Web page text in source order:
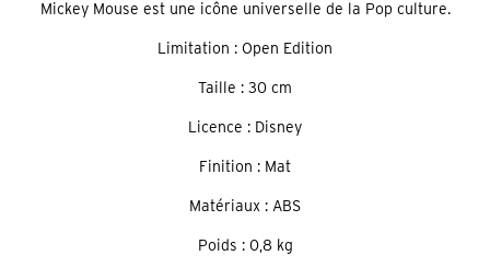
Mickey Mouse est une icône universelle de la Pop culture.
Limitation : Open Edition
Taille : 30 cm
Licence : Disney
Finition : Mat
Matériaux : ABS
Poids : 0,8 kg